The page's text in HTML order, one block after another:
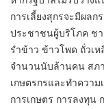
การเลี้ยงสุกรจะมีผลก
ประชาชนผู้บริโภค ชา
รำข้าว ข้าวโพด ถั่วเ
จำนวนนับล้านคน สภา
เกษตรกรและทำควา
การเกษตร การลงทุน